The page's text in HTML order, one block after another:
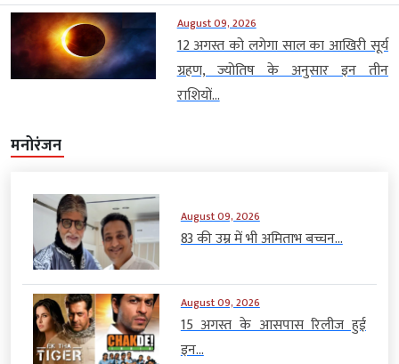
August 09, 2026
12 अगस्त को लगेगा साल का आखिरी सूर्य
ग्रहण, ज्योतिष के अनुसार इन तीन
राशियों...
मनोरंजन
August 09, 2026
83 की उम्र में भी अमिताभ बच्चन...
August 09, 2026
15 अगस्त के आसपास रिलीज हुई
इन...